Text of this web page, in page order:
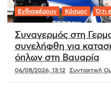
Ενδιαφέρουν Κόσμος Ό,τι
Συναγερμός στη
συνελήφθη για
όπλων στη Βαυαρία
06/08/2026, 13:12 Συντακτική